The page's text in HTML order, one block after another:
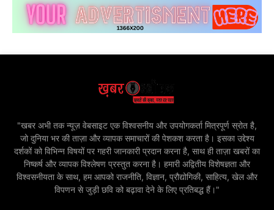
"खबर अभी तक न्यूज़ वेबसाइट एक विश्वसनीय और उपयोगकर्ता मित्रपूर्ण स्रोत है,
जो दुनिया भर की ताज़ा और व्यापक समाचारों की पेशकश करता है। इसका उद्देश्य
दर्शकों को विभिन्न विषयों पर गहरी जानकारी प्रदान करना है, साथ ही ताज़ा खबरों का
निष्कर्ष और व्यापक विश्लेषण प्रस्तुत करना है। हमारी अद्वितीय विशेषज्ञता और
विश्वसनीयता के साथ, हम आपको राजनीति, विज्ञान, प्रौद्योगिकी, साहित्य, खेल और
विपणन से जुड़ी छवि को बढ़ावा देने के लिए प्रतिबद्ध हैं।"